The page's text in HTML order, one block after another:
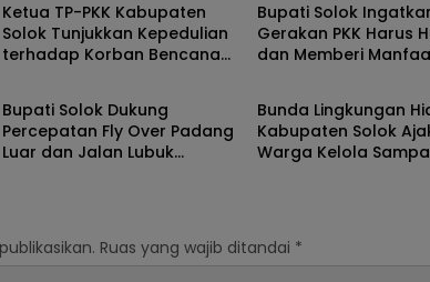
Ketua TP-PKK Kabupaten
Solok Tunjukkan Kepedulian
terhadap Korban Bencana
Bupati Solok
Gerakan PKK Harus
dan Memberi
Solok
Bupati Solok Dukung
Percepatan Fly Over Padang
Luar dan Jalan Lubuk
Solok
Bunda Lingkungan
Kabupaten Solok
Warga Kelola
Ruas yang wajib ditandai *